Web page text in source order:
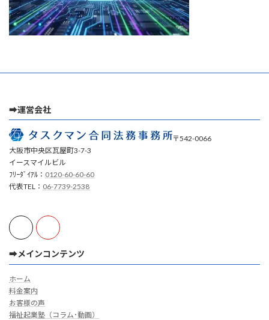
➡運営会社
〒542-0066
大阪市中央区瓦屋町3-7-3
イースマイルビル
ﾌﾘｰﾀﾞｲｱﾙ： 0120-60-60-60
代表TEL： 06-7739-2538
➡メインコンテンツ
ホーム
料金案内
お客様の声
福祉起業塾（コラム･動画）